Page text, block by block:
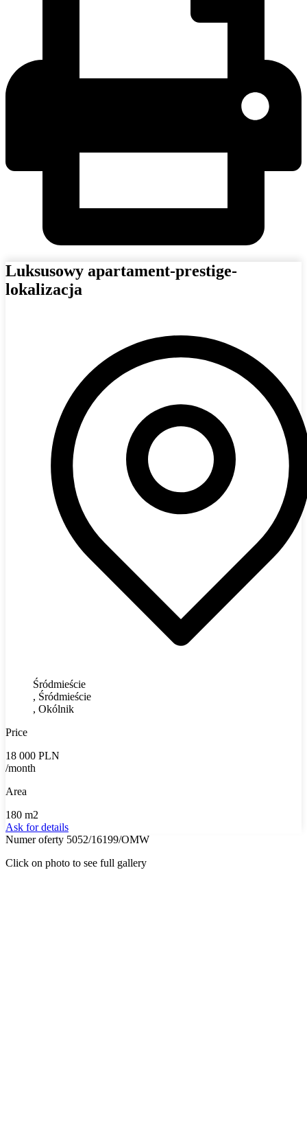
Luksusowy apartament-prestige-
lokalizacja
Śródmieście
, Śródmieście
, Okólnik
Price
18 000 PLN
/month
Area
180 m2
Ask for details
Numer oferty 5052/16199/OMW
Click on photo to see full gallery